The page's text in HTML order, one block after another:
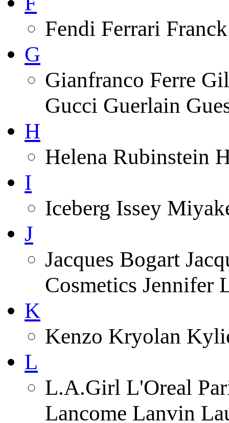
Fendi Ferrari
G
Gianfranco Ferre
Gucci Guerlain
H
Helena Rubinstein
I
Iceberg Issey
J
Jacques Bogart
Cosmetics Jennifer
K
Kenzo Kryolan
L
L.A.Girl L'Oreal
Lancome Lanvin